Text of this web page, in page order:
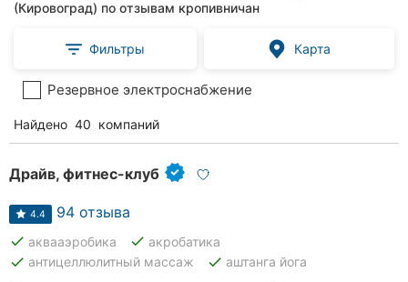
(Кировоград) по отзывам кропивничан
Фильтры Карта
Резервное электроснабжение
Найдено 40 компаний
Драйв, фитнес-клуб
4.4 94 отзыва
done аквааэробика done акробатика
done антицеллюлитный массаж done аштанга йога